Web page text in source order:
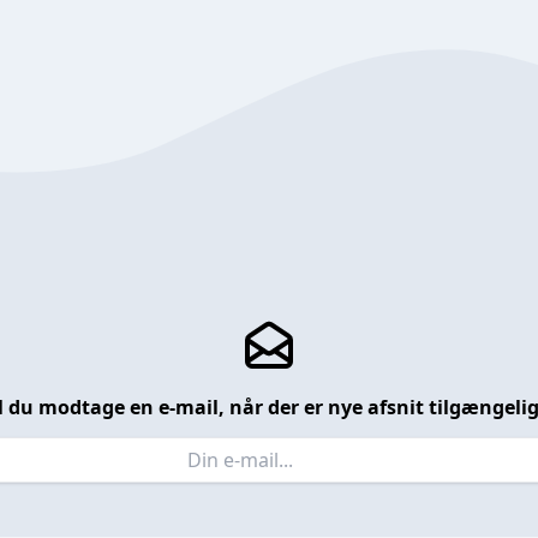
du modtage en e-mail, når der er nye afsnit